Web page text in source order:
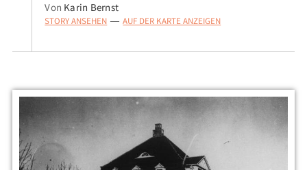
Von Karin Bernst
STORY ANSEHEN — AUF DER KARTE ANZEIGEN